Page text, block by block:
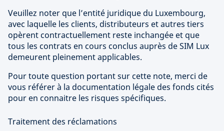
Veuillez noter que l’entité juridique du Luxembourg,
avec laquelle les clients, distributeurs et autres tiers
opèrent contractuellement reste inchangée et que
tous les contrats en cours conclus auprès de SIM Lux
demeurent pleinement applicables.
Pour toute question portant sur cette note, merci de
vous référer à la documentation légale des fonds cités
pour en connaitre les risques spécifiques.
Traitement des réclamations